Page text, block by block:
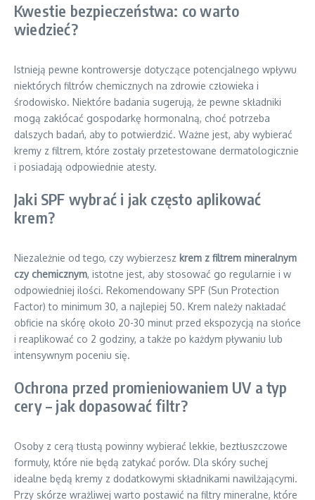
Kwestie bezpieczeństwa: co warto
wiedzieć?
Istnieją pewne kontrowersje dotyczące potencjalnego wpływu
niektórych filtrów chemicznych na zdrowie człowieka i
środowisko. Niektóre badania sugerują, że pewne składniki
mogą zakłócać gospodarkę hormonalną, choć potrzeba
dalszych badań, aby to potwierdzić. Ważne jest, aby wybierać
kremy z filtrem, które zostały przetestowane dermatologicznie
i posiadają odpowiednie atesty.
Jaki SPF wybrać i jak często aplikować
krem?
Niezależnie od tego, czy wybierzesz krem z filtrem mineralnym
czy chemicznym, istotne jest, aby stosować go regularnie i w
odpowiedniej ilości. Rekomendowany SPF (Sun Protection
Factor) to minimum 30, a najlepiej 50. Krem należy nakładać
obficie na skórę około 20-30 minut przed ekspozycją na słońce
i reaplikować co 2 godziny, a także po każdym pływaniu lub
intensywnym poceniu się.
Ochrona przed promieniowaniem UV a typ
cery – jak dopasować filtr?
Osoby z cerą tłustą powinny wybierać lekkie, beztłuszczowe
formuły, które nie będą zatykać porów. Dla skóry suchej
idealne będą kremy z dodatkowymi składnikami nawilżającymi.
Przy skórze wrażliwej warto postawić na filtry mineralne, które